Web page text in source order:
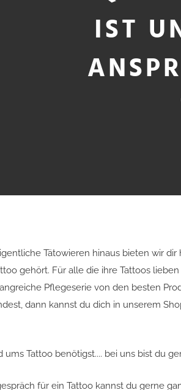
IST
Tätowieren hinaus bieten wir
gehört. Für alle die ihre Tattoos
Pflegeserie von den besten
dann kannst du dich in unserem
ums Tattoo benötigst.... bei uns bist du
für ein Tattoo kannst du gerne